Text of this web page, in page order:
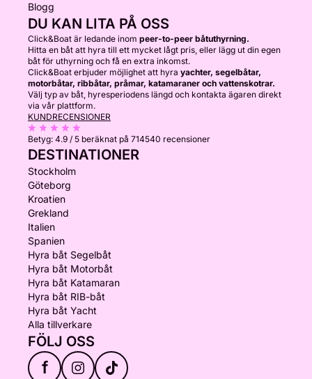
Blogg
DU KAN LITA PÅ OSS
Click&Boat är ledande inom peer-to-peer båtuthyrning.
Hitta en båt att hyra till ett mycket lågt pris, eller lägg ut din egen
båt för uthyrning och få en extra inkomst.
Click&Boat erbjuder möjlighet att hyra yachter, segelbåtar,
motorbåtar, ribbåtar, pråmar, katamaraner och vattenskotrar.
Välj typ av båt, hyresperiodens längd och kontakta ägaren direkt
via vår plattform.
KUNDRECENSIONER
Betyg: 4.9 / 5 beräknat på 714540 recensioner
DESTINATIONER
Stockholm
Göteborg
Kroatien
Grekland
Italien
Spanien
Hyra båt Segelbåt
Hyra båt Motorbåt
Hyra båt Katamaran
Hyra båt RIB-båt
Hyra båt Yacht
Alla tillverkare
FÖLJ OSS
f